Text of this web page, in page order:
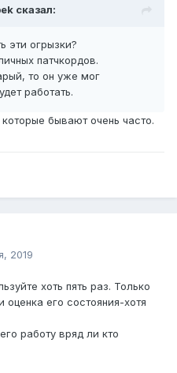
сказал:
эти огрызки?
патчкордов.
то он уже мог
работать.
бывают очень часто.
2019
хоть пять раз. Только
его состояния-хотя
работу вряд ли кто